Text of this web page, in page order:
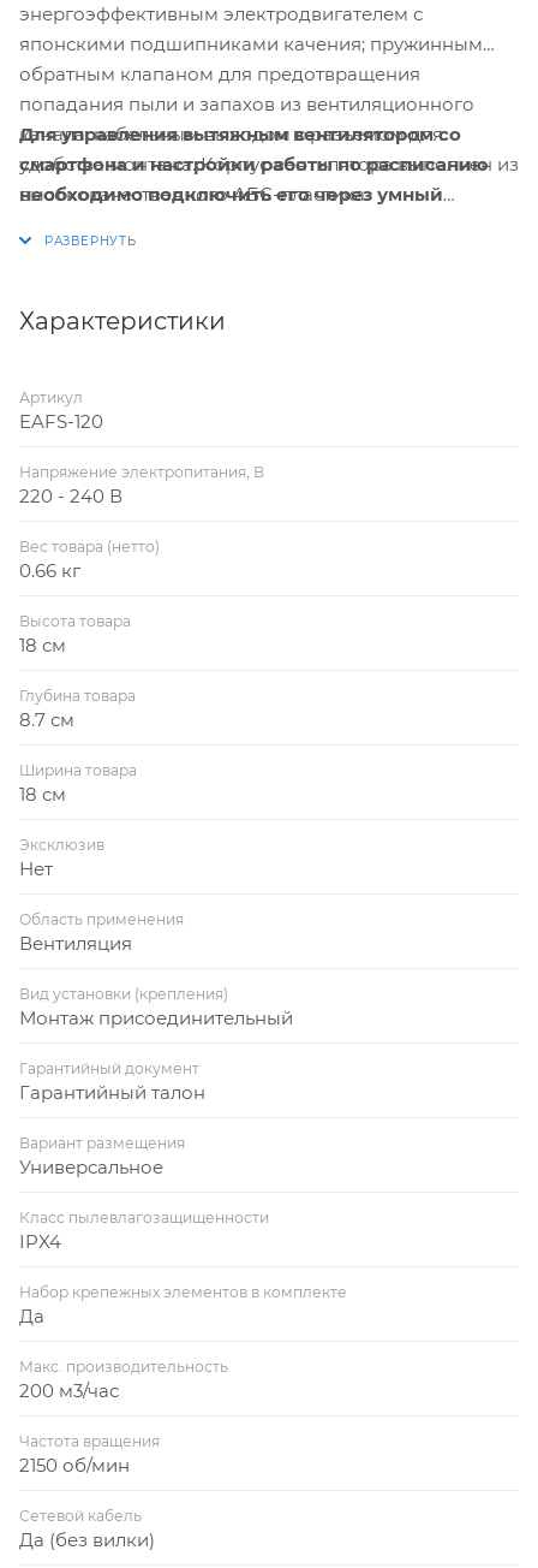
энергоэффективным электродвигателем с
японскими подшипниками качения; пружинным
обратным клапаном для предотвращения
попадания пыли и запахов из вентиляционного
канала, кабельным выводом с разъемом для
удобства монтажа. Корпус вентилятора выполнен из
высококачественного АБС-пластика.
Для управления вытяжным вентилятором со
смартфона и настройки работы по расписанию
необходимо подключить его через умный
Характеристики
Артикул
EAFS-120
Напряжение электропитания, В
220 - 240 В
Вес товара (нетто)
0.66 кг
Высота товара
18 см
Глубина товара
8.7 см
Ширина товара
18 см
Эксклюзив
Нет
Область применения
Вентиляция
Вид установки (крепления)
Монтаж присоединительный
Гарантийный документ
Гарантийный талон
Вариант размещения
Универсальное
Класс пылевлагозащищенности
IPX4
Набор крепежных элементов в комплекте
Да
Макс. производительность
200 м3/час
Частота вращения
2150 об/мин
Сетевой кабель
Да (без вилки)